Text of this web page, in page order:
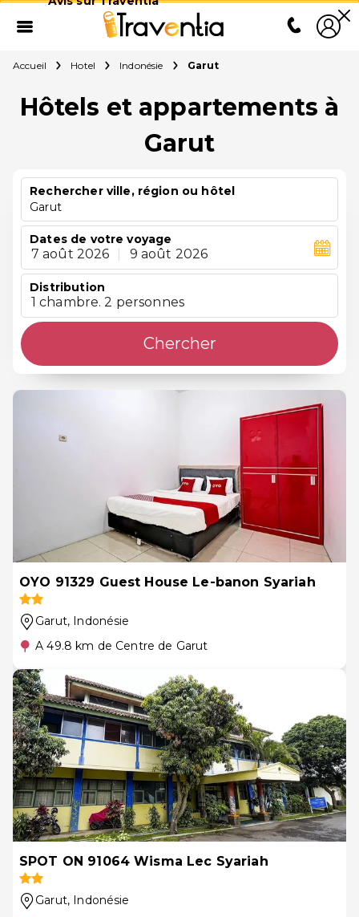
Accueil Hotel Indonésie Garut
Hôtels et appartements à
Garut
Rechercher ville, région ou hôtel
Garut
Dates de votre voyage
7 août 2026 9 août 2026
Distribution
1 chambre. 2 personnes
Chercher
OYO 91329 Guest House Le-banon Syariah
Garut, Indonésie
A 49.8 km de Centre de Garut
SPOT ON 91064 Wisma Lec Syariah
Garut, Indonésie